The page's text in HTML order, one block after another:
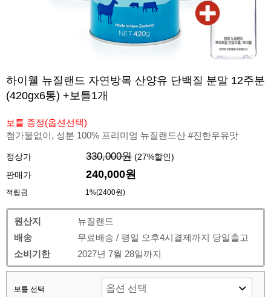
하이웰 뉴질랜드 자연방목 산양유 단백질 분말 12주분
(420gx6통) +보틀1개
보틀 증정(옵션선택)
첨가물없이, 성분 100% 프리미엄 뉴질랜드산 #진한우유맛
정상가 330,000원 (27%할인)
판매가
240,000원
적립금 1%(2400원)
원산지
뉴질랜드
배송
무료배송 / 평일 오후4시결제까지 당일출고
소비기한
2027년 7월 28일까지
보틀 선택